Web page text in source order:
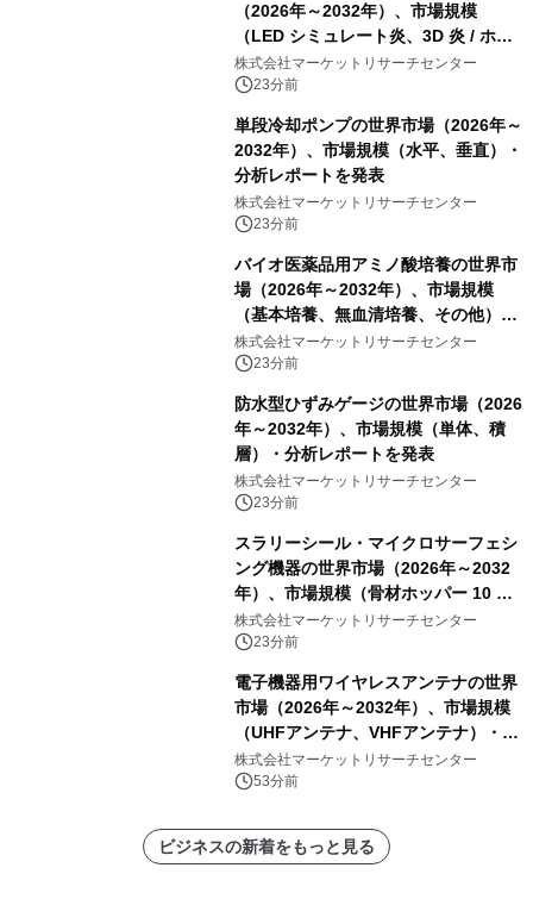
（2026年～2032年）、市場規模
（LED シミュレート炎、3D 炎 / ホロ
グラフィック効果、水ミスト炎）・分
析レポートを発表
株式会社マーケットリサーチセンター
23分前
単段冷却ポンプの世界市場（2026年～
2032年）、市場規模（水平、垂直）・
分析レポートを発表
株式会社マーケットリサーチセンター
23分前
バイオ医薬品用アミノ酸培養の世界市
場（2026年～2032年）、市場規模
（基本培養、無血清培養、その他）・
分析レポートを発表
株式会社マーケットリサーチセンター
23分前
防水型ひずみゲージの世界市場（2026
年～2032年）、市場規模（単体、積
層）・分析レポートを発表
株式会社マーケットリサーチセンター
23分前
スラリーシール・マイクロサーフェシ
ング機器の世界市場（2026年～2032
年）、市場規模（骨材ホッパー 10 m³
以下、骨材ホッパー 10 m³～12 m³、
骨材ホッパー 12 m³以上）・分析レポ
株式会社マーケットリサーチセンター
23分前
電子機器用ワイヤレスアンテナの世界
市場（2026年～2032年）、市場規模
（UHFアンテナ、VHFアンテナ）・分
析レポートを発表
株式会社マーケットリサーチセンター
53分前
ビジネスの新着をもっと見る